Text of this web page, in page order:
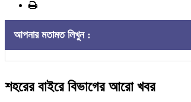
আপনার মতামত লিখুন :
শহরের বাইরে বিভাগের আরো খবর